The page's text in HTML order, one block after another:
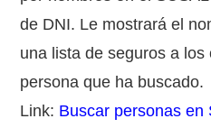
de DNI. Le mostrará el
una lista de seguros a
persona que ha buscado.
Link: Buscar personas en